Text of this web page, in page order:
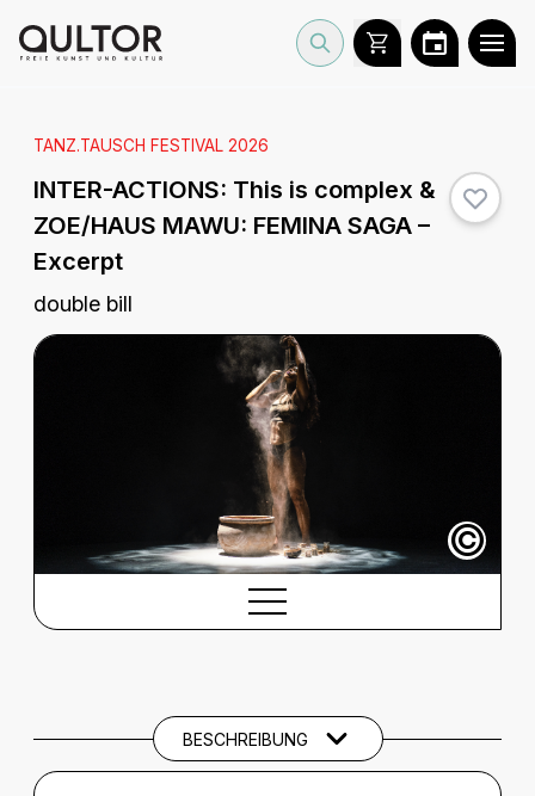
TANZ.TAUSCH FESTIVAL 2026
INTER-ACTIONS: This is complex &
ZOE/HAUS MAWU: FEMINA SAGA –
Excerpt
double bill
©
BESCHREIBUNG